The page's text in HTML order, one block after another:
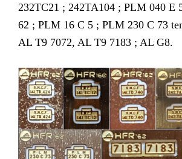
232TC21 ; 242TA104 ; PLM 040 E
62 ; PLM 16 C 5 ; PLM 230 C 73
AL T9 7072, AL T9 7183 ; AL G8.